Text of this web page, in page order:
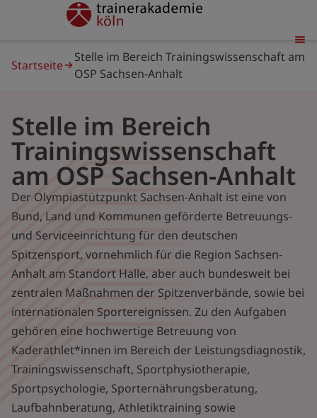
trainerakademie
Startseite
Stelle im Bereich Trainingswissenschaft am
OSP Sachsen-Anhalt
Stelle im Bereich
Trainingswissenschaft
am OSP Sachsen-Anhalt
Der Olympiastützpunkt Sachsen-Anhalt ist eine von
Bund, Land und Kommunen geförderte Betreuungs-
und Serviceeinrichtung für den deutschen
Spitzensport, vornehmlich für die Region Sachsen-
Anhalt am Standort Halle, aber auch bundesweit bei
zentralen Maßnahmen der Spitzenverbände, sowie bei
internationalen Sportereignissen. Zu den Aufgaben
gehören eine hochwertige Betreuung von
Kaderathlet*innen im Bereich der Leistungsdiagnostik,
Trainingswissenschaft, Sportphysiotherapie,
Sportpsychologie, Sporternährungsberatung,
Laufbahnberatung, Athletiktraining sowie